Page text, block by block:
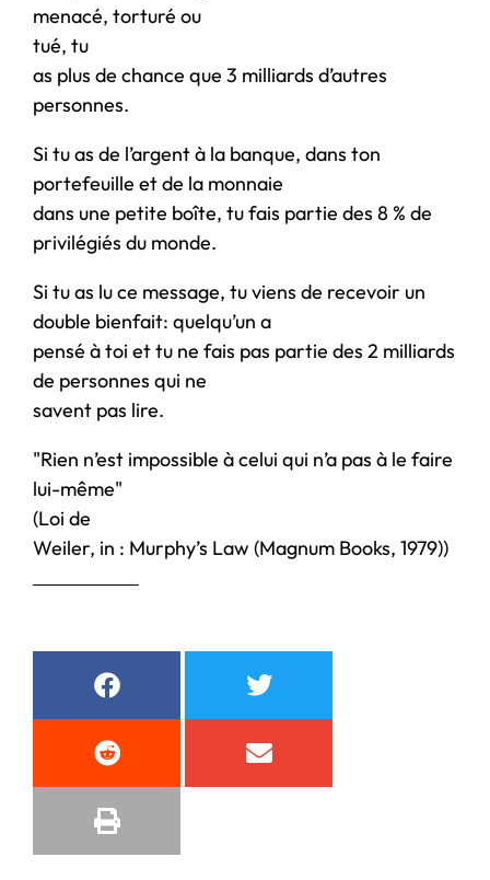
menacé, torturé ou
tué, tu
as plus de chance que 3 milliards d’autres
personnes.
Si tu as de l’argent à la banque, dans ton
portefeuille et de la monnaie
dans une petite boîte, tu fais partie des 8 % de
privilégiés du monde.
Si tu as lu ce message, tu viens de recevoir un
double bienfait: quelqu’un a
pensé à toi et tu ne fais pas partie des 2 milliards
de personnes qui ne
savent pas lire.
"Rien n’est impossible à celui qui n’a pas à le faire
lui-même"
(Loi de
Weiler, in : Murphy’s Law (Magnum Books, 1979))